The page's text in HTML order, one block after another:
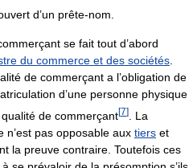
d’un prête-nom.
se fait tout d’abord
du commerce et des sociétés
de commerçant a l’obligation de
d’une personne physique
de commerçant[7]
. La
n’est pas opposable aux tiers et
la preuve contraire. Toutefois ces